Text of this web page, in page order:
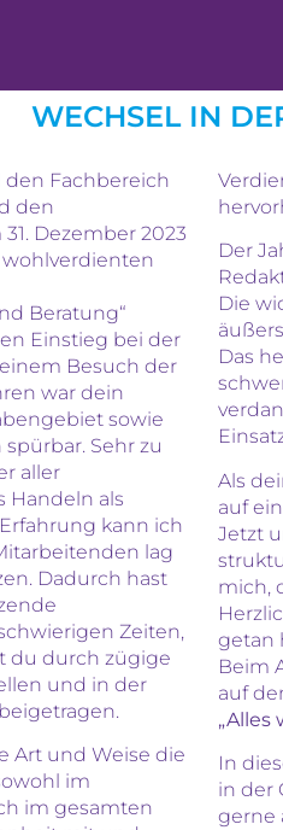
WECHSEL IN
den Fachbereich
den
Dezember 2023
Beratung“
Einstieg bei der
Besuch der
war dein
sowie
Sehr zu
aller
Handeln als
kann ich
lag
Dadurch hast
Zeiten,
du durch zügige
und in der
Art und Weise die
im
im gesamten
Der
Die
Das
Als
auf
Jetzt
mich,
getan
Beim
auf
„Alles
In
in der
gerne